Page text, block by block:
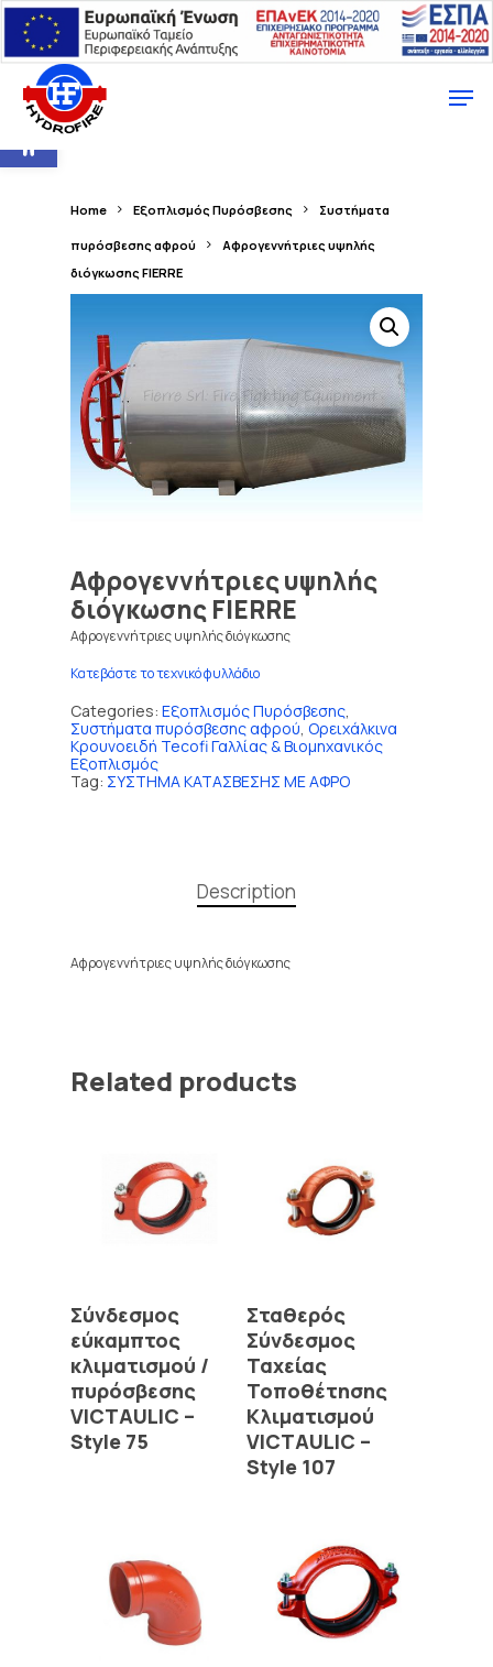
Ανοίξτε τη γραμμή εργαλείων
Home Εξοπλισμός Πυρόσβεσης Συστήματα
πυρόσβεσης αφρού
Αφρογεννήτριες υψηλής
διόγκωσης FIERRE
Αφρογεννήτριες υψηλής
διόγκωσης FIERRE
Αφρογεννήτριες υψηλής διόγκωσης
Κατεβάστε το τεχνικό φυλλάδιο
Categories: Εξοπλισμός Πυρόσβεσης,
Συστήματα πυρόσβεσης αφρού, Ορειχάλκινα
Κρουνοειδή Tecofi Γαλλίας & Βιομηχανικός
Εξοπλισμός
Tag: ΣΥΣΤΗΜΑ ΚΑΤΑΣΒΕΣΗΣ ΜΕ ΑΦΡΟ
Description
Αφρογεννήτριες υψηλής διόγκωσης
Related products
Read More
Σύνδεσμος
εύκαμπτος
κλιματισμού /
πυρόσβεσης
VICTAULIC –
Style 75
Read More
Σταθερός
Σύνδεσμος
Ταχείας
Τοποθέτησης
Κλιματισμού
VICTAULIC –
Style 107